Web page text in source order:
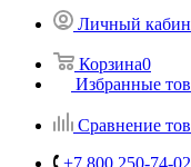
Личный
Корзина0
Избранные
Сравнение
+7 800 250-74-02